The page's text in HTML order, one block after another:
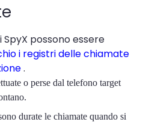
possono essere
i registri delle chiamate
.
o perse dal telefono target
durate le chiamate quando si